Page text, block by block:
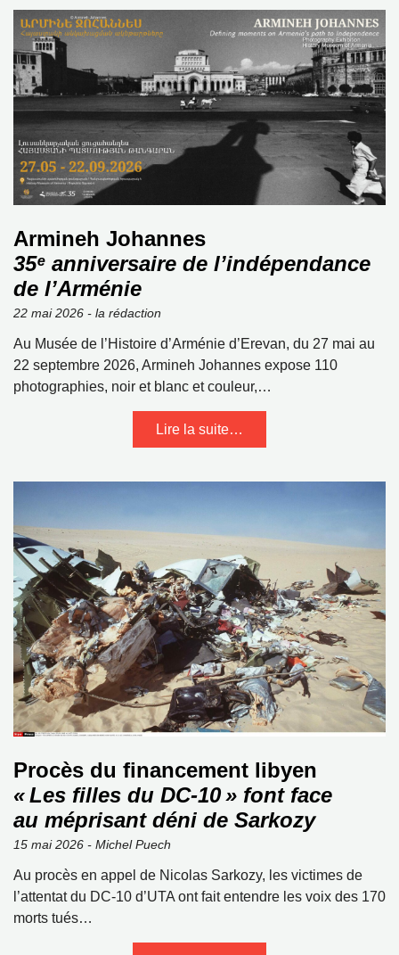
Armineh Johannes
35ᵉ anniversaire de l’indépendance
de l’Arménie
22 mai 2026 - la rédaction
Au Musée de l’Histoire d’Arménie d’Erevan, du 27 mai au
22 septembre 2026, Armineh Johannes expose 110
photographies, noir et blanc et couleur,…
Lire la suite…
Procès du financement libyen
« Les filles du DC‑10 » font face
au méprisant déni de Sarkozy
15 mai 2026 - Michel Puech
Au procès en appel de Nicolas Sarkozy, les victimes de
l’attentat du DC‑10 d’UTA ont fait entendre les voix des 170
morts tués…